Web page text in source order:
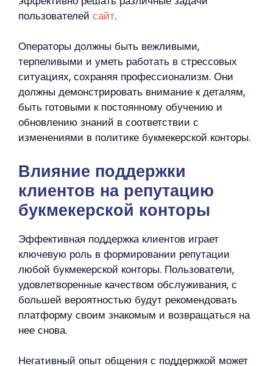
пользователей сайт.
Операторы должны быть вежливыми,
терпеливыми и уметь работать в стрессовых
ситуациях, сохраняя профессионализм. Они
должны демонстрировать внимание к деталям,
быть готовыми к постоянному обучению и
обновлению знаний в соответствии с
изменениями в политике букмекерской конторы.
Влияние поддержки
клиентов на репутацию
букмекерской конторы
Эффективная поддержка клиентов играет
ключевую роль в формировании репутации
любой букмекерской конторы. Пользователи,
удовлетворенные качеством обслуживания, с
большей вероятностью будут рекомендовать
платформу своим знакомым и возвращаться на
нее снова.
Негативный опыт общения с поддержкой может